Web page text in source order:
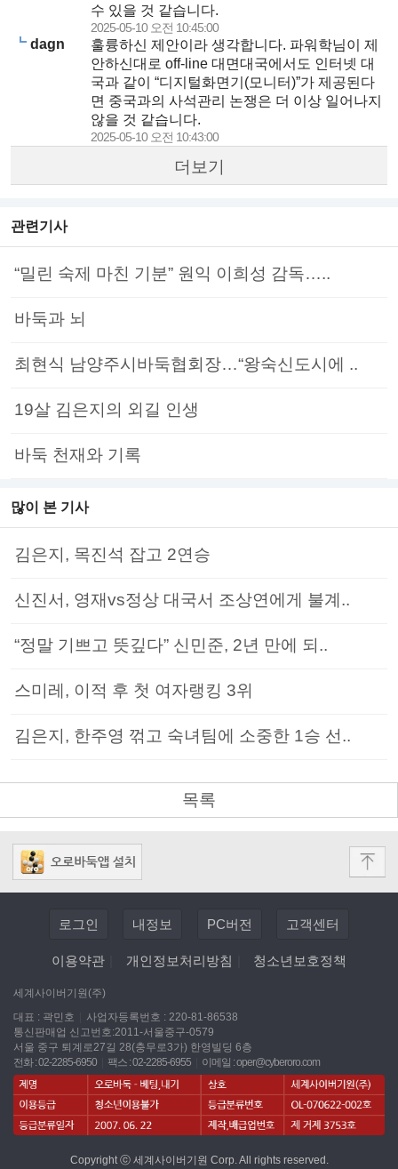
수 있을 것 같습니다.
2025-05-10 오전 10:45:00
dagn
훌륭하신 제안이라 생각합니다. 파워학님이 제
안하신대로 off-line 대면대국에서도 인터넷 대
국과 같이 “디지털화면기(모니터)”가 제공된다
면 중국과의 사석관리 논쟁은 더 이상 일어나지
않을 것 같습니다.
2025-05-10 오전 10:43:00
더보기
관련기사
“밀린 숙제 마친 기분” 원익 이희성 감독…..
바둑과 뇌
최현식 남양주시바둑협회장…“왕숙신도시에 ..
19살 김은지의 외길 인생
바둑 천재와 기록
많이 본 기사
김은지, 목진석 잡고 2연승
신진서, 영재vs정상 대국서 조상연에게 불계..
“정말 기쁘고 뜻깊다” 신민준, 2년 만에 되..
스미레, 이적 후 첫 여자랭킹 3위
김은지, 한주영 꺾고 숙녀팀에 소중한 1승 선..
목록
로그인 내정보 PC버전 고객센터
이용약관 개인정보처리방침 청소년보호정책
세계사이버기원(주)
대표 : 곽민호
사업자등록번호 : 220-81-86538
통신판매업 신고번호:2011-서울중구-0579
서울 중구 퇴계로27길 28(충무로3가) 한영빌딩 6층
전화 : 02-2285-6950
팩스 : 02-2285-6955 이메일 :oper@cyberoro.com
Copyright ⓒ 세계사이버기원 Corp. All rights reserved.